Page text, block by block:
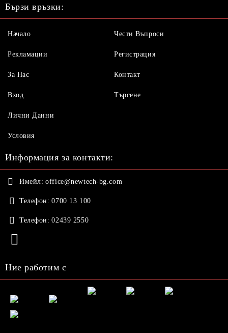
Бързи връзки:
Начало
Рекламации
За Нас
Вход
Чести Въпроси
Регистрация
Контакт
Търсене
Лични Данни
Условия
Информация за контакти:
Имейл: office@newtech-bg.com
Телефон: 0700 13 100
Телефон: 02439 2550
Ние работим с